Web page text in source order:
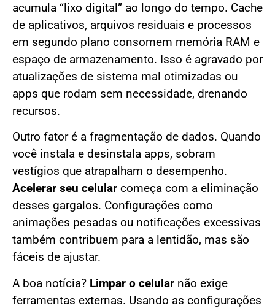
acumula “lixo digital” ao longo do tempo. Cache
de aplicativos, arquivos residuais e processos
em segundo plano consomem memória RAM e
espaço de armazenamento. Isso é agravado por
atualizações de sistema mal otimizadas ou
apps que rodam sem necessidade, drenando
recursos.
Outro fator é a fragmentação de dados. Quando
você instala e desinstala apps, sobram
vestígios que atrapalham o desempenho.
Acelerar seu celular começa com a eliminação
desses gargalos. Configurações como
animações pesadas ou notificações excessivas
também contribuem para a lentidão, mas são
fáceis de ajustar.
A boa notícia? Limpar o celular não exige
ferramentas externas. Usando as configurações